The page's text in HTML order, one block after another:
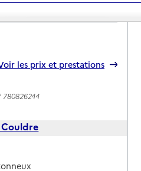
les prix et prestations
780826244
Couldre